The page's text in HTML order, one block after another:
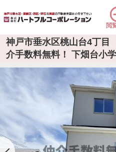
閲
神戸市垂水区桃山台4丁
介手数料無料！ 下畑台小